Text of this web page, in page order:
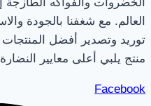
العالم. مع شغفنا بالجودة
توريد وتصدير أفضل
منتج يلبي أعلى معايير
Facebook